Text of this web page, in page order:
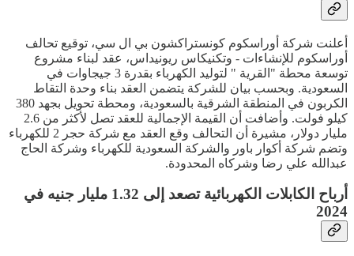
أعلنت شركة أوراسكوم كونستراكشون بي ال سي، توقيع تحالف
أوراسكوم للإنشاءات - وتكنيكاس ريونيداس، عقد لبناء مشروع
توسعة محطة "القرية " لتوليد الكهرباء بقدرة 3 جيجاوات في
السعودية. وبحسب بيان للشركة يتضمن العقد بناء وحدة التقاط
الكربون في المنطقة الشرقية بالسعودية، ومحطة تحويل بجهد 380
كيلو فولت. وأضافت أن القيمة الإجمالية للعقد تصل لأكثر من 2.6
مليار دولار، مشيرة أن التحالف وقع العقد مع شركة حجر 2 للكهرباء
وتضم شركة أكوار باور والشركة السعودية للكهرباء وشركة الحاج
عبدالله علي رضا وشركاه المحدودة.
أرباح الكابلات الكهربائية تصعد إلى 1.32 مليار جنيه في
2024